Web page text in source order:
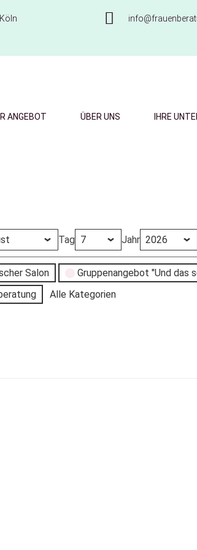
ANGEBOT ÜBER UNS IHRE
Tag Jahr
Salon Gruppenangebot "Und das
Alle Kategorien